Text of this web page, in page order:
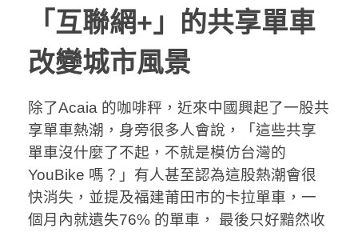
「互聯網+」的共享單車
改變城市風景
除了Acaia 的咖啡秤，近來中國興起了一股共
享單車熱潮，身旁很多人會說，「這些共享
單車沒什麼了不起，不就是模仿台灣的
YouBike 嗎？」有人甚至認為這股熱潮會很
快消失，並提及福建莆田市的卡拉單車，一
個月內就遺失76% 的單車， 最後只好黯然收